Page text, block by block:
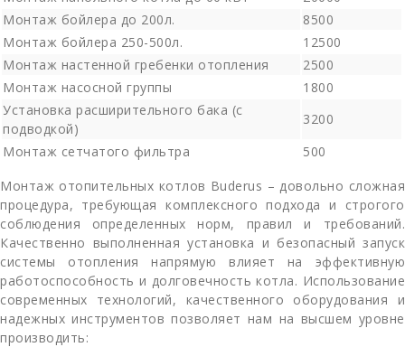
Монтаж бойлера до 200л.
8500
Монтаж бойлера 250-500л.
12500
Монтаж настенной гребенки отопления
2500
Монтаж насосной группы
1800
Установка расширительного бака (с
подводкой)
3200
Монтаж сетчатого фильтра
500
Монтаж отопительных котлов Buderus – довольно сложная
процедура, требующая комплексного подхода и строгого
соблюдения определенных норм, правил и требований.
Качественно выполненная установка и безопасный запуск
системы отопления напрямую влияет на эффективную
работоспособность и долговечность котла. Использование
современных технологий, качественного оборудования и
надежных инструментов позволяет нам на высшем уровне
производить: